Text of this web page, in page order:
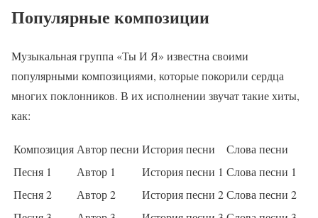
Популярные композиции
Музыкальная группа «Ты И Я» известна своими
популярными композициями, которые покорили сердца
многих поклонников. В их исполнении звучат такие хиты,
как:
Композиция Автор песни История песни
Слова песни
Песня 1
Автор 1 История песни 1 Слова песни 1
Песня 2
Автор 2 История песни 2Слова песни 2